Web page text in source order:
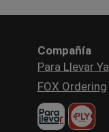
Compañía
Para Llevar Ya
FOX Ordering